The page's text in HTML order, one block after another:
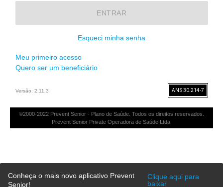
Conheça o mais novo aplicativo Prevent
Senior!
Clique aqui para
baixar
ENTRAR
Esqueci minha senha
Meu primeiro acesso
Quero ser um beneficiário
Versão: 2.11.3 ANS 30.214-7
©2000-2022 Prevent Senior - Plano de Saúde. Todos os direitos reservados.
Prevent Senior Private Operadora de Saúde Ltda.